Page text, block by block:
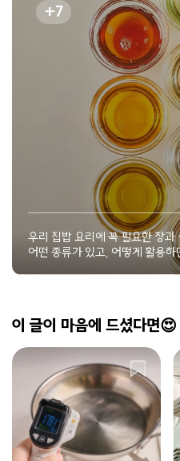
7
우리 집밥 요리에 꼭 필요한 장과
어떤 종류가 있고, 어떻게 활용
이 글이 마음에 드셨다면😍